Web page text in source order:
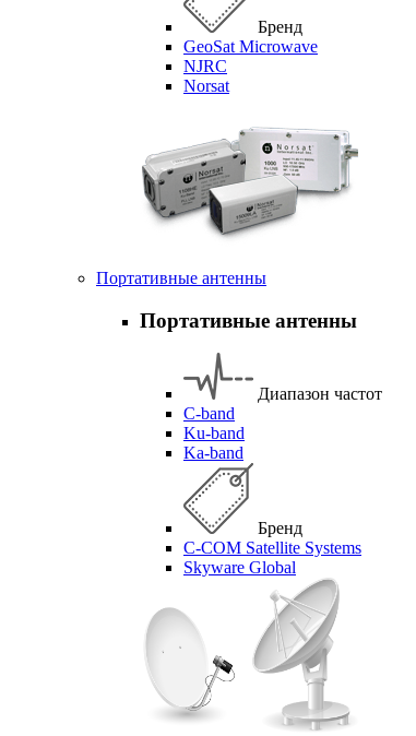
Бренд
GeoSat Microwave
NJRC
Norsat
Портативные антенны
Портативные антенны
Диапазон частот
C-band
Ku-band
Ka-band
Бренд
C-COM Satellite Systems
Skyware Global